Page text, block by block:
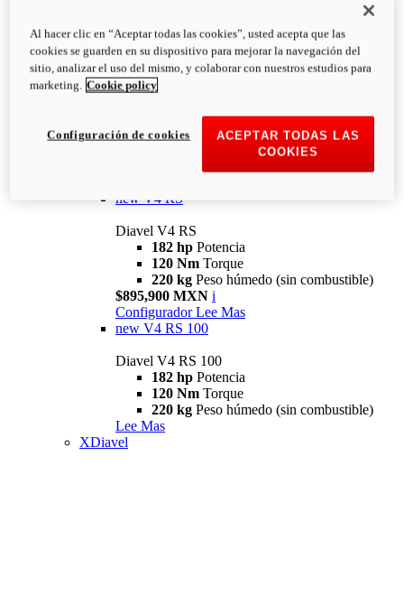
Diavel
V4
Diavel V4
126 NmTorque
223 kg
PESO HÚMEDO SIN
new V4 RS
Diavel V4 RS
182 hp Potencia
120 Nm Torque
220 kg Peso húmedo (sin combustible)
$895,900 MXN i
Configurador Lee Mas
new V4 RS 100
Diavel V4 RS 100
182 hp Potencia
120 Nm Torque
220 kg Peso húmedo (sin combustible)
Lee Mas
XDiavel
Al hacer clic en “Aceptar todas las cookies”, usted acepta que las
cookies se guarden en su dispositivo para mejorar la navegación del
sitio, analizar el uso del mismo, y colaborar con nuestros estudios para
marketing. Cookie policy
ACEPTAR TODAS LAS
COOKIES
Configuración de cookies